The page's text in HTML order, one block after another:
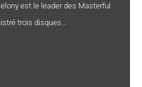
est le leader des Masterful
trois disques…